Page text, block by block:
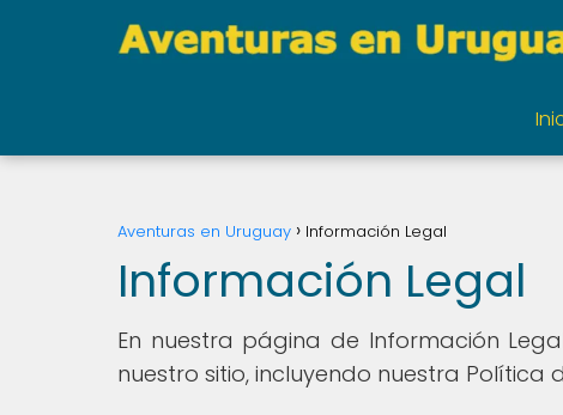
Aventuras en Uruguay Información Legal
Información Legal
En nuestra página de Información
nuestro sitio, incluyendo nuestra Política